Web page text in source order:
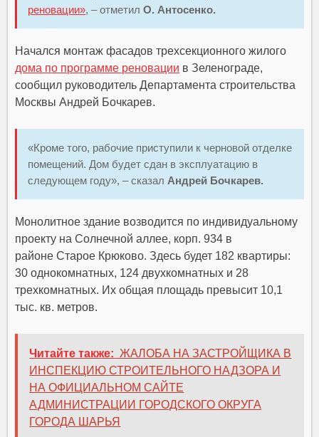
реновации», – отметилО. Антосенко.
Начался монтаж фасадов трехсекционного жилого
дома по программе реновации в Зеленограде,
сообщил руководитель Департамента строительства
Москвы Андрей Бочкарев.
«Кроме того, рабочие приступили к черновой отделке
помещений. Дом будет сдан в эксплуатацию в
следующем году», – сказал Андрей Бочкарев.
Монолитное здание возводится по индивидуальному
проекту на Солнечной аллее, корп. 934 в
районе Старое Крюково. Здесь будет 182 квартиры:
30 однокомнатных, 124 двухкомнатных и 28
трехкомнатных. Их общая площадь превысит 10,1
тыс. кв. метров.
Читайте также: ЖАЛОБА НА ЗАСТРОЙЩИКА В
ИНСПЕКЦИЮ СТРОИТЕЛЬНОГО НАДЗОРА И
НА ОФИЦИАЛЬНОМ САЙТЕ
АДМИНИСТРАЦИИ ГОРОДСКОГО ОКРУГА
ГОРОДА ШАРЬЯ